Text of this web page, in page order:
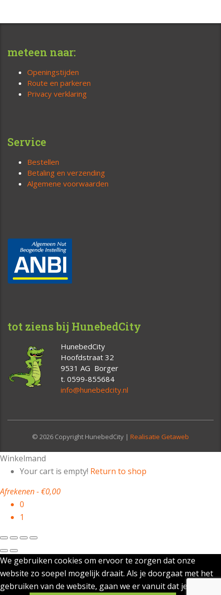
meteen naar:
Openingstijden
Route en parkeren
Privacy verklaring
Service
Bestellen
Betaling en verzending
Algemene voorwaarden
tot ziens bij HunebedCity
HunebedCity
Hoofdstraat 32
9531 AG Borger
t. 0599-855684
info@hunebedcity.nl
© 2026 Copyright HunebedCity | Realisatie Getaweb
Winkelmand
Your cart is empty! Return to shop
Afrekenen-€0,00
0
1
We gebruiken cookies om ervoor te zorgen dat onze
website zo soepel mogelijk draait. Als je doorgaat met het
gebruiken van de website, gaan we er vanuit dat je ermee